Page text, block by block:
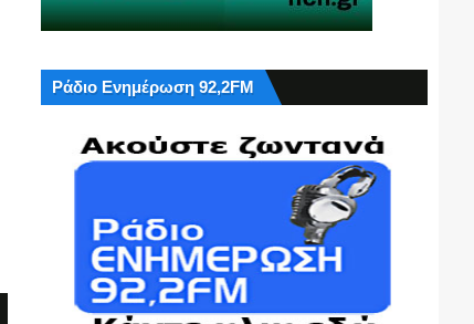
Ράδιο Ενημέρωση 92,2FM